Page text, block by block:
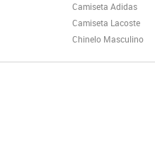
Camiseta Adidas
Camiseta Lacoste
Chinelo Masculino